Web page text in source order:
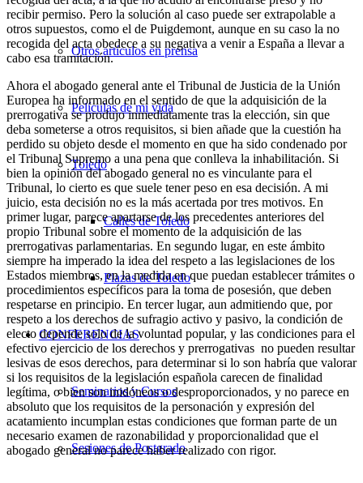
Otros artículos en prensa
Películas de mi vida
Toledo
Calles de Toledo
Plazas de Toledo
CONFERENCIAS
Seminarios y Cursos
Sesiones de Postgrado
recibir permiso. Pero la solución al caso puede ser extrapolable a
otros supuestos, como el de Puigdemont, aunque en su caso la no
recogida del acta obedece a su negativa a venir a España a llevar a
cabo esa tramitación.
Ahora el abogado general ante el Tribunal de Justicia de la Unión
Europea ha informado en el sentido de que la adquisición de la
prerrogativa se produjo inmediatamente tras la elección, sin que
deba someterse a otros requisitos, si bien añade que la cuestión ha
perdido su objeto desde el momento en que ha sido condenado por
el Tribunal Supremo a una pena que conlleva la inhabilitación. Si
bien la opinión del abogado general no es vinculante para el
Tribunal, lo cierto es que suele tener peso en esa decisión. A mi
juicio, esta decisión no es la más acertada por tres motivos. En
primer lugar, parece apartarse de los precedentes anteriores del
propio Tribunal sobre el momento de la adquisición de las
prerrogativas parlamentarias. En segundo lugar, en este ámbito
siempre ha imperado la idea del respeto a las legislaciones de los
Estados miembros, en la medida en que puedan establecer trámites o
procedimientos específicos para la toma de posesión, que deben
respetarse en principio. En tercer lugar, aun admitiendo que, por
respeto a los derechos de sufragio activo y pasivo, la condición de
electo depende solo de la voluntad popular, y las condiciones para el
efectivo ejercicio de los derechos y prerrogativas no pueden resultar
lesivas de esos derechos, para determinar si lo son habría que valorar
si los requisitos de la legislación española carecen de finalidad
legítima, o bien son inidóneos o desproporcionados, y no parece en
absoluto que los requisitos de la personación y expresión del
acatamiento incumplan estas condiciones que forman parte de un
necesario examen de razonabilidad y proporcionalidad que el
abogado general no parece haber realizado con rigor.